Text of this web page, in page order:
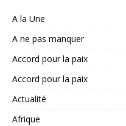
A la Une
A ne pas manquer
Accord pour la paix
Accord pour la paix
Actualité
Afrique